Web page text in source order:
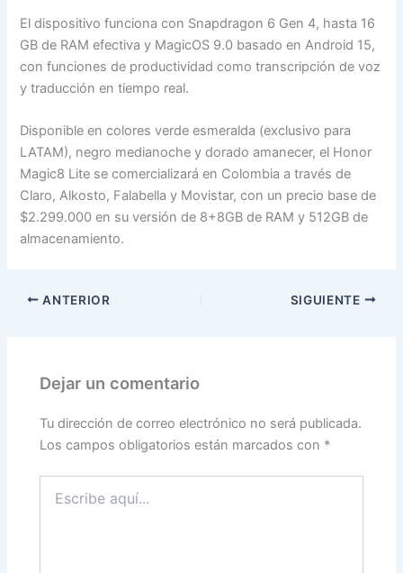
El dispositivo funciona con Snapdragon 6 Gen 4, hasta 16
GB de RAM efectiva y MagicOS 9.0 basado en Android 15,
con funciones de productividad como transcripción de voz
y traducción en tiempo real.
Disponible en colores verde esmeralda (exclusivo para
LATAM), negro medianoche y dorado amanecer, el Honor
Magic8 Lite se comercializará en Colombia a través de
Claro, Alkosto, Falabella y Movistar, con un precio base de
$2.299.000 en su versión de 8+8GB de RAM y 512GB de
almacenamiento.
ANTERIOR SIGUIENTE
Dejar un comentario
Tu dirección de correo electrónico no será publicada.
Los campos obligatorios están marcados con *
aquí...